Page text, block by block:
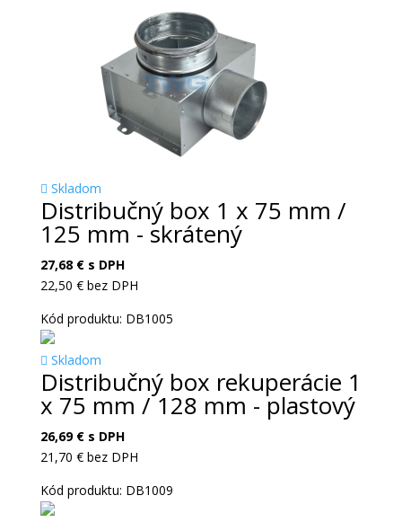
Skladom
Distribučný box 1 x 75 mm /
125 mm - skrátený
27,68 €s DPH
22,50 €bez DPH
Kód produktu: DB1005
Skladom
Distribučný box rekuperácie 1
x 75 mm / 128 mm - plastový
26,69 €s DPH
21,70 €bez DPH
Kód produktu: DB1009